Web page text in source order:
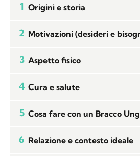
1 Origini e storia
2 Motivazioni (desideri e
3 Aspetto fisico
4 Cura e salute
5 Cosa fare con un Bracco
6 Relazione e contesto ideale